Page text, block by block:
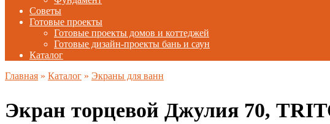
Советы
Готовые проекты
Готовые проекты домов и коттеджей
Готовые дизайн-проекты бань и саун
Каталог
Главная » Каталог » Экраны для ванн
Экран торцевой Джулия 70,